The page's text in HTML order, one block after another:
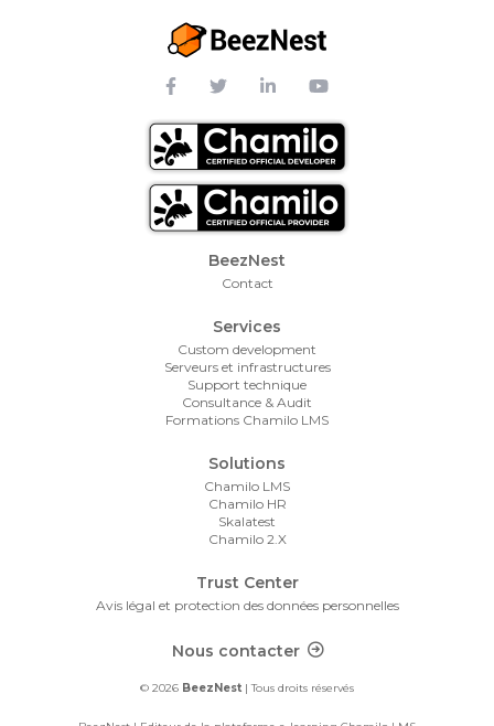
Footer Menu
BeezNest
Contact
Services
Custom development
Serveurs et infrastructures
Support technique
Consultance & Audit
Formations Chamilo LMS
Solutions
Chamilo LMS
Chamilo HR
Skalatest
Chamilo 2.X
Trust Center
Avis légal et protection des données personnelles
Footer ContactNous contacter
© 2026 BeezNest | Tous droits réservés